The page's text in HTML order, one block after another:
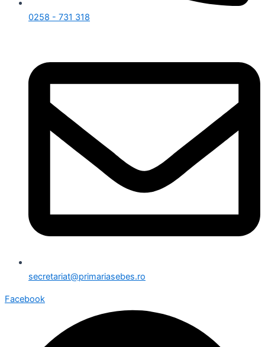
0258 - 731 318
secretariat@primariasebes.ro
Facebook